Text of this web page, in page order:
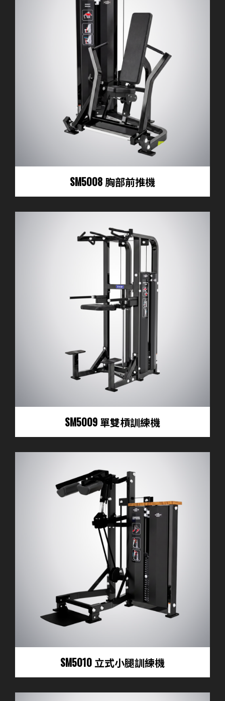
SM5008 胸部前推機
SM5009 單雙槓訓練機
SM5010 立式小腿訓練機